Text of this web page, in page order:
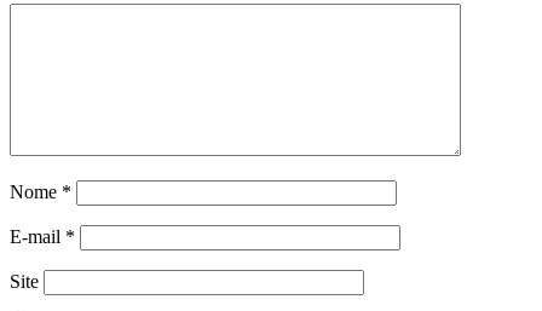
Nome *
E-mail *
Site